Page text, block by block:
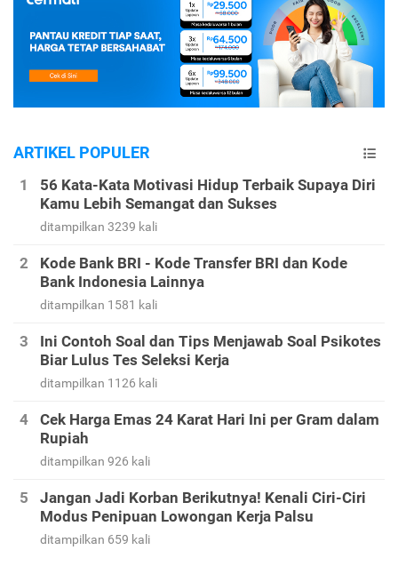
ARTIKEL POPULER
56 Kata-Kata Motivasi Hidup Terbaik Supaya Diri
Kamu Lebih Semangat dan Sukses
ditampilkan 3239 kali
Kode Bank BRI - Kode Transfer BRI dan Kode
Bank Indonesia Lainnya
ditampilkan 1581 kali
Ini Contoh Soal dan Tips Menjawab Soal Psikotes
Biar Lulus Tes Seleksi Kerja
ditampilkan 1126 kali
Cek Harga Emas 24 Karat Hari Ini per Gram dalam
Rupiah
ditampilkan 926 kali
Jangan Jadi Korban Berikutnya! Kenali Ciri-Ciri
Modus Penipuan Lowongan Kerja Palsu
ditampilkan 659 kali